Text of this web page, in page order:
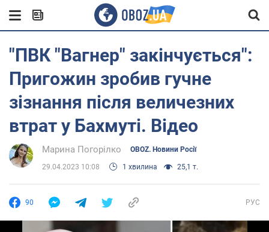
"ПВК "Вагнер" закінчується":
Пригожин зробив гучне
зізнання після величезних
втрат у Бахмуті. Відео
Марина Погорілко OBOZ. Новини Росії
29.04.2023 10:08 1 хвилина 25,1 т.
90 РУС